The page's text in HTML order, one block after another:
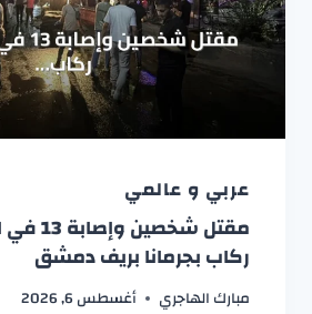
عربي و عالمي
مقتل
ركاب بجرمانا بريف دمشق
مبارك الهاجري أغسطس 6, 2026